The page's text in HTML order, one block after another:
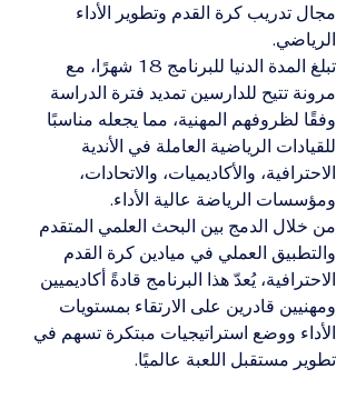
مجال تدريب كرة القدم وتطوير الأداء
الرياضي.
تبلغ المدة الدنيا للبرنامج 18 شهرًا، مع
مرونة تتيح للدارسين تمديد فترة الدراسة
وفقًا لظروفهم المهنية، مما يجعله مناسبًا
للقيادات الرياضية العاملة في الأندية
الاحترافية، والأكاديميات، والاتحادات،
ومؤسسات الرياضة عالية الأداء.
من خلال الدمج بين البحث العلمي المتقدم
والتطبيق العملي في ميادين كرة القدم
الاحترافية، يُعدّ هذا البرنامج قادةً أكاديميين
ومهنيين قادرين على الارتقاء بمستويات
الأداء ووضع استراتيجيات مبتكرة تسهم في
تطوير مستقبل اللعبة عالميًا.